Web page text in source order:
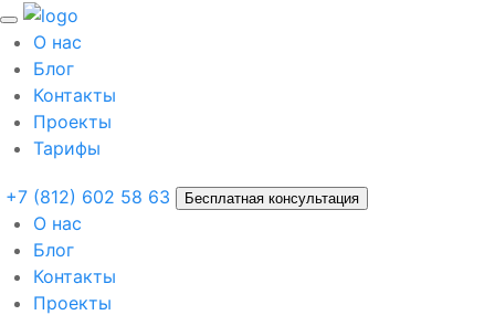
О нас
Блог
Контакты
Проекты
Тарифы
+7 (812) 602 58 63 Бесплатная консультация
О нас
Блог
Контакты
Проекты